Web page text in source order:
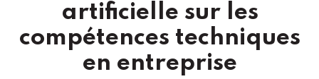
artificielle sur les
compétences techniques
en entreprise